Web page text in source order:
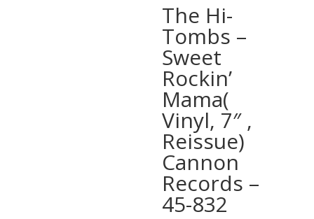
The Hi-
Tombs –
Sweet
Rockin’
Mama(
Vinyl, 7″ ,
Reissue)
Cannon
Records –
45-832